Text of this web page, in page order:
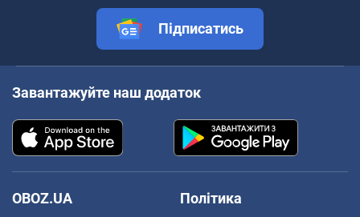
Підписатись
Завантажуйте наш додаток
OBOZ.UA
Політика